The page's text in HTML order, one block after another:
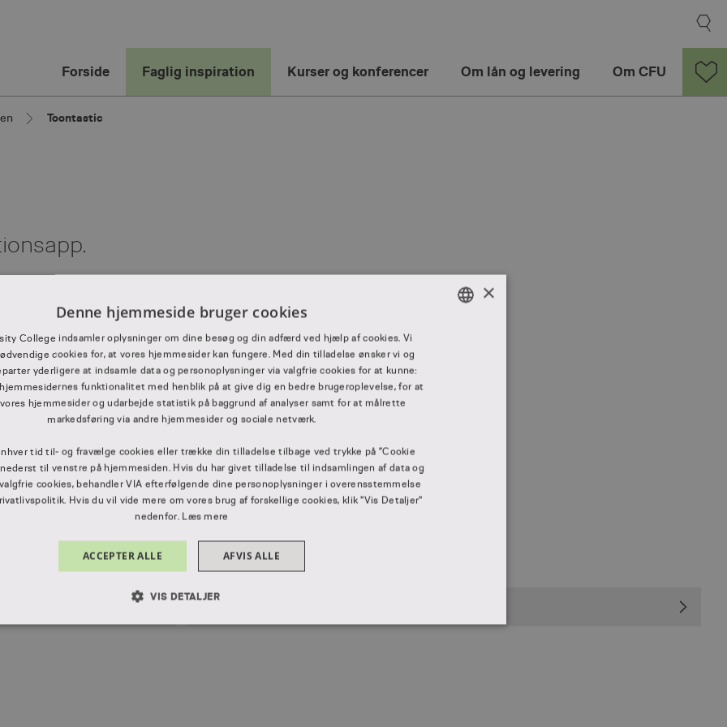
Forside Faglig inspiration Kurser og konferencer Om lån og levering Om CFU
Toontastic
i skabeloner, eller tegnes egne figurer. App'en er oplagt i
og tydelig struktur. I indskolingen anbefales det at
i 3 bider som eleverne udfylder.
til genfortælle i en anden modalitet. Understående
"Av det gør nas". Produktionen er lavet i starten af 2.
×
Denne hjemmeside bruger cookies
College indsamler oplysninger om dine besøg og din adfærd ved hjælp af cookies. Vi
cookies for, at vores hjemmesider kan fungere. Med din tilladelse ønsker vi og
yderligere at indsamle data og personoplysninger via valgfrie cookies for at kunne:
funktionalitet med henblik på at give dig en bedre brugeroplevelse, for at
hjemmesider og udarbejde statistik på baggrund af analyser samt for at målrette
markedsføring via andre hjemmesider og sociale netværk.
tid til- og fravælge cookies eller trække din tilladelse tilbage ved trykke på ”Cookie
til venstre på hjemmesiden. Hvis du har givet tilladelse til indsamlingen af data og
cookies, behandler VIA efterfølgende dine personoplysninger i overensstemmelse
Hvis du vil vide mere om vores brug af forskellige cookies, klik "Vis Detaljer"
nedenfor. Læs mere
ACCEPTER ALLE AFVIS ALLE
VIS DETALJER
NØDVENDIGE YDEEVNE MÅLRETNING FUNKTIONALITET